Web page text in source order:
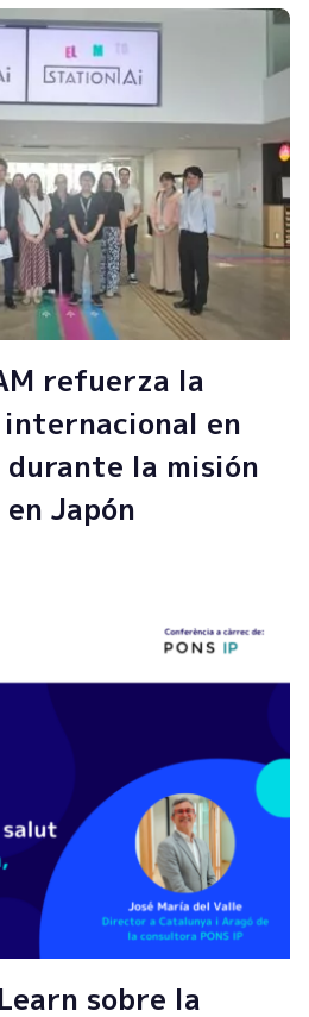
refuerza la
en
la misión
Japón
sobre la